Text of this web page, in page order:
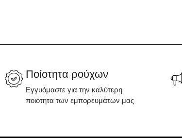
Ποίοτητα ρούχων
Εγγυόμαστε για την καλύτερη
ποιότητα των εμπορευμάτων μας